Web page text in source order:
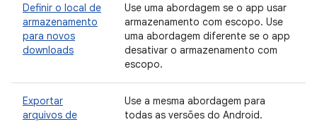
Definir o local de
armazenamento
para novos
downloads
Use uma abordagem se o app usar
armazenamento com escopo. Use
uma abordagem diferente se o app
desativar o armazenamento com
escopo.
Exportar
arquivos de
Use a mesma abordagem para
todas as versões do Android.